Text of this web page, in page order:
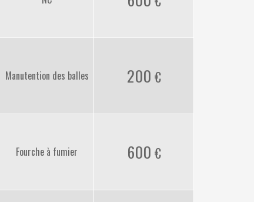
Manutention des balles 200
Fourche à fumier 600